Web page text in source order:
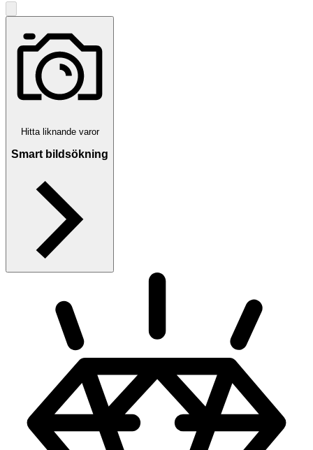
Hitta liknande varor
Smart bildsökning